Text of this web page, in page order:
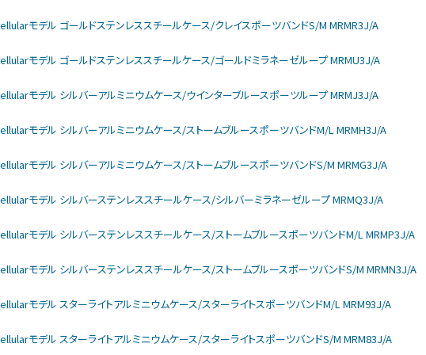
モデル ゴールドステンレススチールケース/クレイスポーツバンドS/M MRMR3J/A
モデル ゴールドステンレススチールケース/ゴールドミラネーゼループ MRMU3J/A
モデル シルバーアルミニウムケース/ウインターブルースポーツループ MRMJ3J/A
モデル シルバーアルミニウムケース/ストームブルースポーツバンドM/L MRMH3J/A
モデル シルバーアルミニウムケース/ストームブルースポーツバンドS/M MRMG3J/A
モデル シルバーステンレススチールケース/シルバーミラネーゼループ MRMQ3J/A
モデル シルバーステンレススチールケース/ストームブルースポーツバンドM/L MRMP3J/A
モデル シルバーステンレススチールケース/ストームブルースポーツバンドS/M MRMN3J/A
モデル スターライトアルミニウムケース/スターライトスポーツバンドM/L MRM93J/A
モデル スターライトアルミニウムケース/スターライトスポーツバンドS/M MRM83J/A